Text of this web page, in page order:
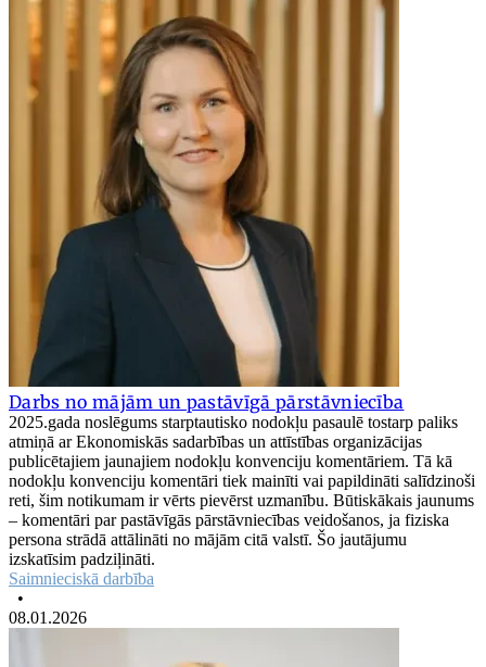
Darbs no mājām un pastāvīgā pārstāvniecība
2025.gada noslēgums starptautisko nodokļu pasaulē tostarp paliks
atmiņā ar Ekonomiskās sadarbības un attīstības organizācijas
publicētajiem jaunajiem nodokļu konvenciju komentāriem. Tā kā
nodokļu konvenciju komentāri tiek mainīti vai papildināti salīdzinoši
reti, šim notikumam ir vērts pievērst uzmanību. Būtiskākais jaunums
– komentāri par pastāvīgās pārstāvniecības veidošanos, ja fiziska
persona strādā attālināti no mājām citā valstī. Šo jautājumu
izskatīsim padziļināti.
Saimnieciskā darbība
•
08.01.2026